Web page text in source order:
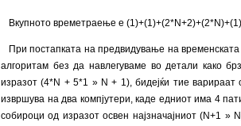
Вкупното времетраење е
При постапката на предвидување на
алгоритам без да навлегуваме во детали како
изразот (4*N + 5*1 » N + 1), бидејќи тие
извршува на два компјутери, каде едниот има 4
собироци од изразот освен најзначајниот (N+1